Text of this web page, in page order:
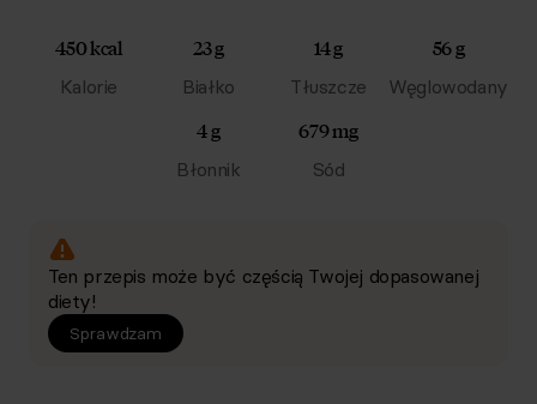
450 kcal
Kalorie
23 g
Białko
14 g
Tłuszcze
56 g
Węglowodany
4 g
Błonnik
679 mg
Sód
Ten przepis może być częścią Twojej dopasowanej
diety!
Sprawdzam